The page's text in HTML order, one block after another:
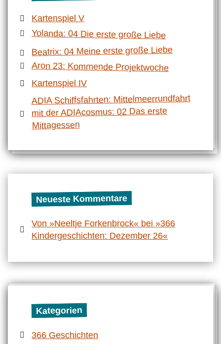
Kartenspiel V
Yolanda: 04 Die erste große Liebe
Beatrix: 04 Meine erste große Liebe
Aron 23: Kommende Projektwoche
Kartenspiel IV
ADIA Schiffsfahrten: Mittelmeerrundfahrt
mit der ADIAcosmus: 02 Das erste
Mittagessen
Neueste Kommentare
Von »Neeltje Forkenbrock« bei »366
Kindergeschichten: Dezember 26«
Kategorien
366 Geschichten